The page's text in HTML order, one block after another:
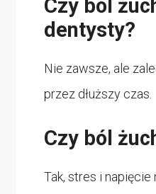
Czy ból
dentysty?
Nie zawsze, ale
przez dłuższy czas.
Czy ból
Tak, stres i